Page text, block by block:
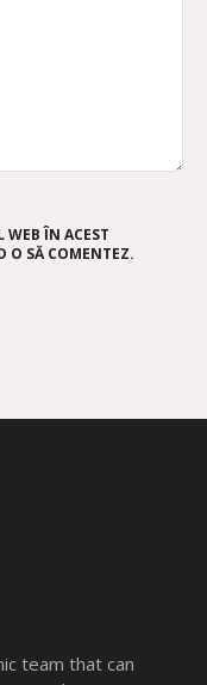
WEB ÎN ACEST
O SĂ COMENTEZ.
team that can